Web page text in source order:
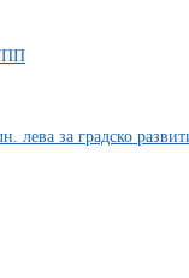
лева за градско